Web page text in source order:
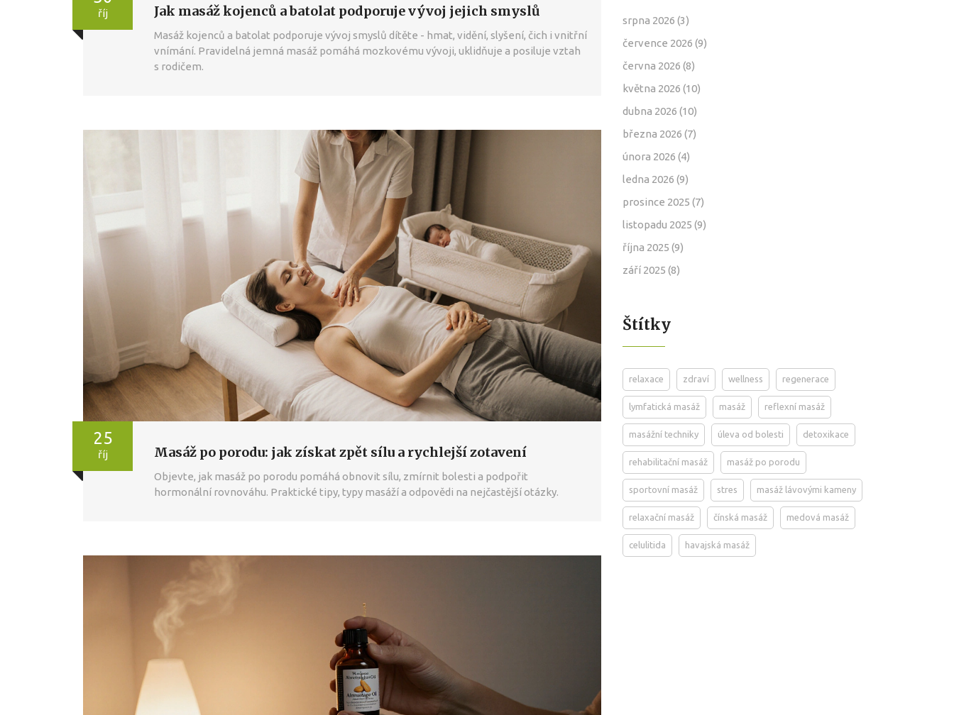
říj Jak masáž kojenců a batolat podporuje vývoj jejich smyslů
Masáž kojenců a batolat podporuje vývoj smyslů dítěte - hmat, vidění, slyšení, čich i vnitřní
vnímání. Pravidelná jemná masáž pomáhá mozkovému vývoji, uklidňuje a posiluje vztah
s rodičem.
25
říj Masáž po porodu: jak získat zpět sílu a rychlejší zotavení
Objevte, jak masáž po porodu pomáhá obnovit sílu, zmírnit bolesti a podpořit
hormonální rovnováhu. Praktické tipy, typy masáží a odpovědi na nejčastější otázky.
srpna 2026 (3)
července 2026 (9)
června 2026 (8)
května 2026 (10)
dubna 2026 (10)
března 2026 (7)
února 2026 (4)
ledna 2026 (9)
prosince 2025 (7)
listopadu 2025 (9)
října 2025 (9)
září 2025 (8)
Štítky
relaxace zdraví wellness regenerace
lymfatická masáž masáž reflexní masáž
masážní techniky úleva od bolesti detoxikace
rehabilitační masáž masáž po porodu
sportovní masáž stres masáž lávovými kameny
relaxační masáž čínská masáž medová masáž
celulitida havajská masáž